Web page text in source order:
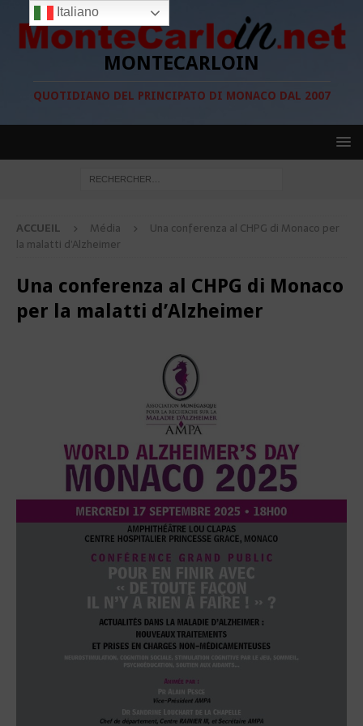
MONTECARLOIN
QUOTIDIANO DEL PRINCIPATO DI MONACO DAL 2007
ACCUEIL Média
Una conferenza al CHPG di Monaco per
la malatti d’Alzheimer
Una conferenza al CHPG di Monaco
per la malatti d’Alzheimer
Italiano